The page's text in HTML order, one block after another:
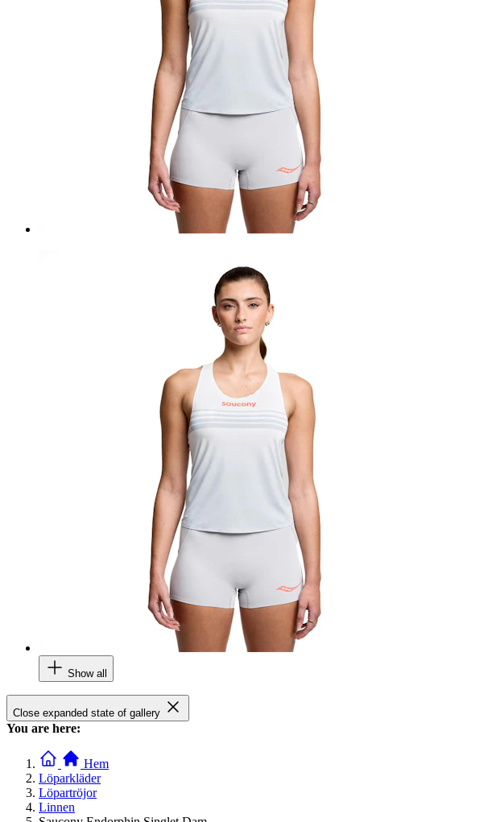
Show all
Close expanded state of gallery
You are here:
Hem
Löparkläder
Löpartröjor
Linnen